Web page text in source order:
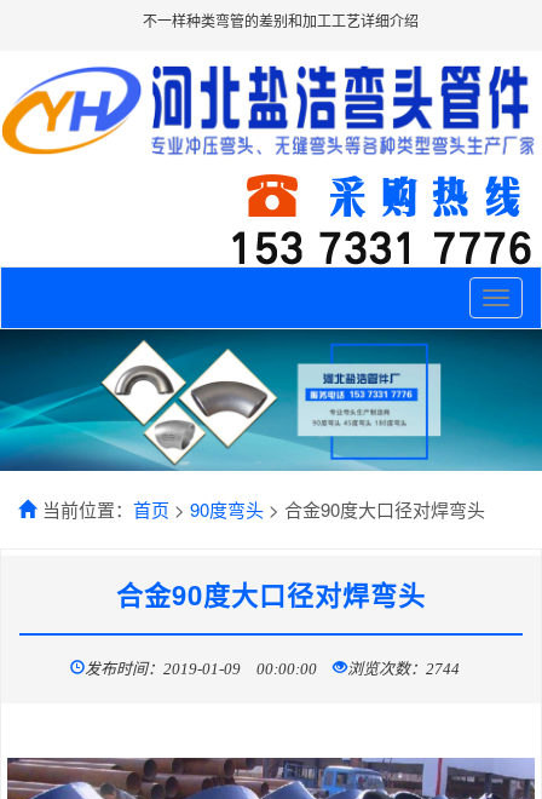
不一样种类弯管的差别和加工工艺详细介绍
Toggle
当前位置： 首页 > 90度弯头 > 合金90度大口径对焊弯头
合金90度大口径对焊弯头
发布时间：2019-01-09 00:00:00 浏览次数：2744